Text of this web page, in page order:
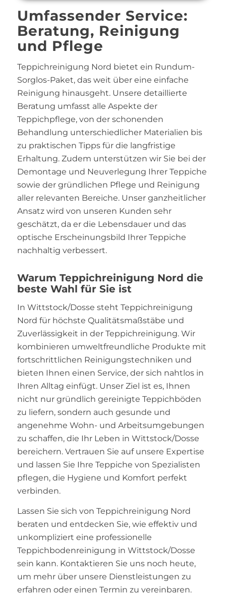
Umfassender Service:
Beratung, Reinigung
und Pflege
Teppichreinigung Nord bietet ein Rundum-
Sorglos-Paket, das weit über eine einfache
Reinigung hinausgeht. Unsere detaillierte
Beratung umfasst alle Aspekte der
Teppichpflege, von der schonenden
Behandlung unterschiedlicher Materialien bis
zu praktischen Tipps für die langfristige
Erhaltung. Zudem unterstützen wir Sie bei der
Demontage und Neuverlegung Ihrer Teppiche
sowie der gründlichen Pflege und Reinigung
aller relevanten Bereiche. Unser ganzheitlicher
Ansatz wird von unseren Kunden sehr
geschätzt, da er die Lebensdauer und das
optische Erscheinungsbild Ihrer Teppiche
nachhaltig verbessert.
Warum Teppichreinigung Nord die
beste Wahl für Sie ist
In Wittstock/Dosse steht Teppichreinigung
Nord für höchste Qualitätsmaßstäbe und
Zuverlässigkeit in der Teppichreinigung. Wir
kombinieren umweltfreundliche Produkte mit
fortschrittlichen Reinigungstechniken und
bieten Ihnen einen Service, der sich nahtlos in
Ihren Alltag einfügt. Unser Ziel ist es, Ihnen
nicht nur gründlich gereinigte Teppichböden
zu liefern, sondern auch gesunde und
angenehme Wohn- und Arbeitsumgebungen
zu schaffen, die Ihr Leben in Wittstock/Dosse
bereichern. Vertrauen Sie auf unsere Expertise
und lassen Sie Ihre Teppiche von Spezialisten
pflegen, die Hygiene und Komfort perfekt
verbinden.
Lassen Sie sich von Teppichreinigung Nord
beraten und entdecken Sie, wie effektiv und
unkompliziert eine professionelle
Teppichbodenreinigung in Wittstock/Dosse
sein kann. Kontaktieren Sie uns noch heute,
um mehr über unsere Dienstleistungen zu
erfahren oder einen Termin zu vereinbaren.